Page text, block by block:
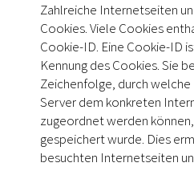
Zahlreiche Internetseiten
Cookies. Viele Cookies
Cookie-ID. Eine Cookie-ID
Kennung des Cookies. Sie
Zeichenfolge, durch
Server dem konkreten
zugeordnet werden
gespeichert wurde. Dies
besuchten Internetseiten